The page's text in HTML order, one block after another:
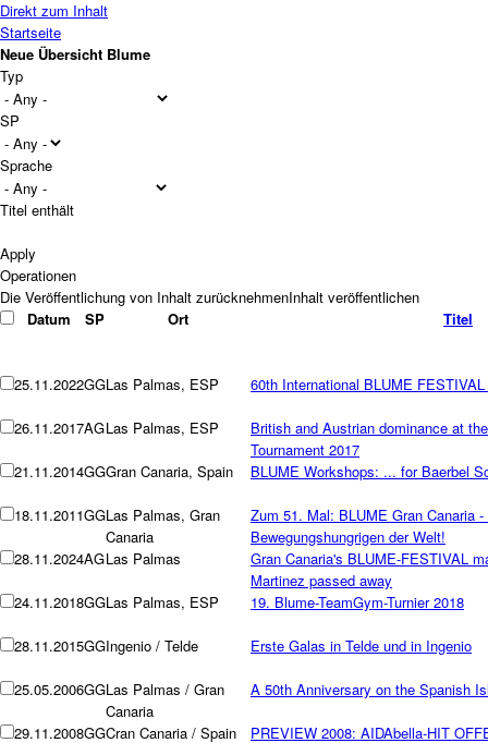
Direkt zum Inhalt
Startseite
Neue Übersicht Blume
Typ
SP
Sprache
Titel enthält
Operationen
Datum SP Ort Titel
25.11.2022GGLas Palmas, ESP 60th International BLUME
26.11.2017AGLas Palmas, ESP
British and Austrian dominance at
Tournament 2017
21.11.2014GGGran Canaria, Spain BLUME Workshops: ... for Baerbel
18.11.2011GGLas Palmas, Gran
Canaria
Zum 51. Mal: BLUME Gran Canaria
Bewegungshungrigen der Welt!
28.11.2024AGLas Palmas
Gran Canaria's BLUME-FESTIVAL
Martinez passed away
24.11.2018GGLas Palmas, ESP 19. Blume-TeamGym-Turnier 2018
28.11.2015GGIngenio / Telde Erste Galas in Telde und in Ingenio
25.05.2006GGLas Palmas / Gran
Canaria
A 50th Anniversary on the Spanish
29.11.2008GGCran Canaria / Spain
PREVIEW 2008: AIDAbella-HIT